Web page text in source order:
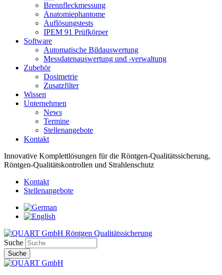
Brennfleckmessung
Anatomiephantome
Auflösungstests
IPEM 91 Prüfkörper
Software
Automatische Bildauswertung
Messdatenauswertung und -verwaltung
Zubehör
Dosimetrie
Zusatzfilter
Wissen
Unternehmen
News
Termine
Stellenangebote
Kontakt
Innovative Komplettlösungen für die Röntgen-Qualitätssicherung,
Röntgen-Qualitätskontrollen und Strahlenschutz
Kontakt
Stellenangebote
Suche